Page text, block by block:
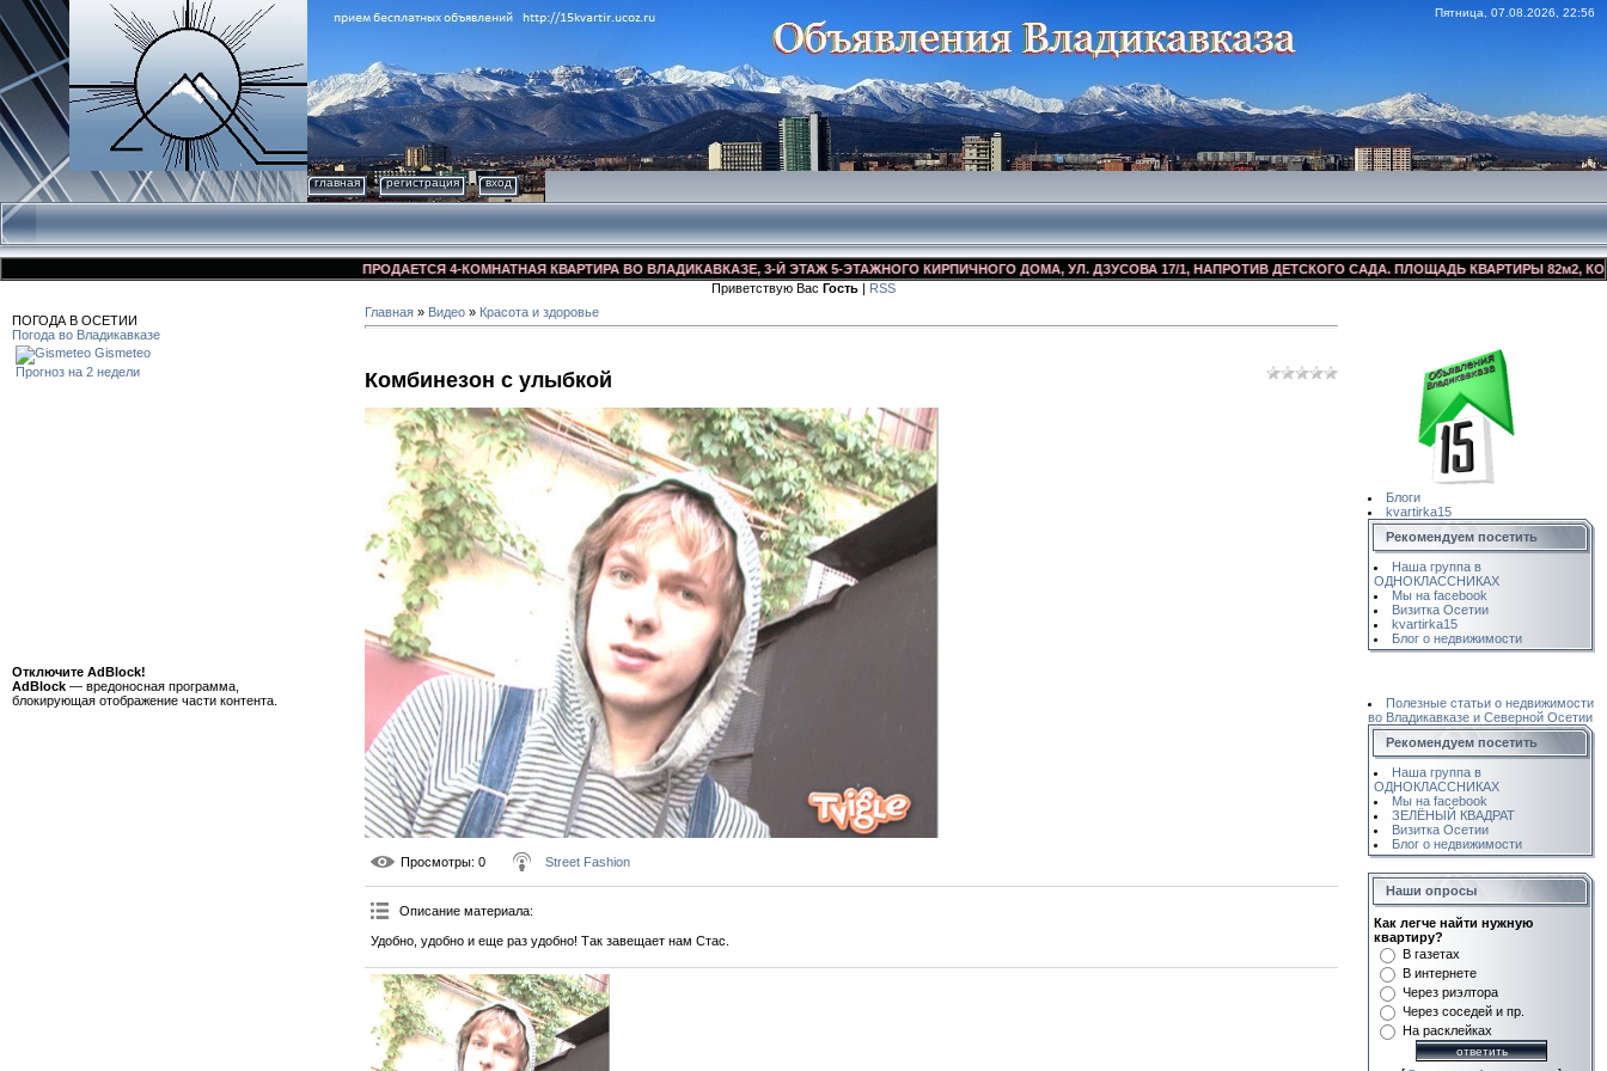
Пятница, 07.08.2026, 22:56
главная регистрация вход
ПРОДАЕТСЯ 4-КОМНАТНАЯ КВАРТИРА ВО ВЛАДИКАВКАЗЕ, 3-Й ЭТАЖ 5-ЭТАЖНОГО КИРПИЧНОГО ДОМА, УЛ. ДЗУСОВА 17/1, НАПРОТИВ ДЕТСКОГО САДА. ПЛОЩАДЬ КВАРТИРЫ 82м2,
Приветствую Вас Гость | RSS
ПОГОДА В ОСЕТИИ
Погода во Владикавказе
Gismeteo
Прогноз на 2 недели
Отключите AdBlock!
AdBlock — вредоносная программа,
блокирующая отображение части контента.
Главная » Видео » Красота и здоровье
Комбинезон с улыбкой
Просмотры: 0 Street Fashion
Описание материала:
Удобно, удобно и еще раз удобно! Так завещает нам Стас.
Блоги
kvartirka15
Рекомендуем посетить
Наша группа в
ОДНОКЛАССНИКАХ
Мы на facebook
Визитка Осетии
kvartirka15
Блог о недвижимости
Полезные статьи о недвижимости
во Владикавказе и Северной Осетии
Рекомендуем посетить
Наша группа в
ОДНОКЛАССНИКАХ
Мы на facebook
ЗЕЛЁНЫЙ КВАДРАТ
Визитка Осетии
Блог о недвижимости
Наши опросы
Как легче найти нужную
квартиру?
В газетах
В интернете
Через риэлтора
Через соседей и пр.
На расклейках